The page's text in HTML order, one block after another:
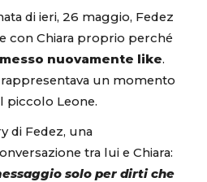
di ieri, 26 maggio, Fedez
con Chiara proprio perché
nuovamente like.
un momento
piccolo Leone.
di Fedez, una
tra lui e Chiara:
solo per dirti che